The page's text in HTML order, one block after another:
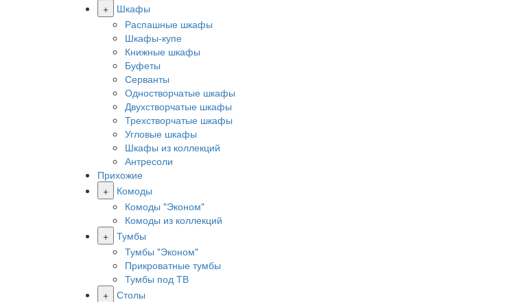
+
Шкафы
Распашные шкафы
Шкафы-купе
Книжные шкафы
Буфеты
Серванты
Одностворчатые шкафы
Двухстворчатые шкафы
Трехстворчатые шкафы
Угловые шкафы
Шкафы из коллекций
Антресоли
Прихожие
+
Комоды
Комоды "Эконом"
Комоды из коллекций
+ Тумбы
Тумбы "Эконом"
Прикроватные тумбы
Тумбы под ТВ
+ Столы